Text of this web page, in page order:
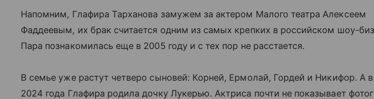
Напомним, Глафира Тарханова замужем за актером Малого театра Алексеем
Фаддеевым, их брак считается одним из самых крепких в российском шоу-
Пара познакомилась еще в 2005 году и с тех пор не расстается.
В семье уже растут четверо сыновей: Корней, Ермолай, Гордей и Никифор. А
2024 года Глафира родила дочку Лукерью. Актриса почти не показывает